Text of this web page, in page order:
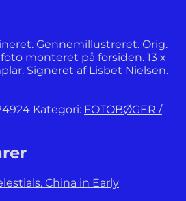
Gennemillustreret. Orig.
monteret på forsiden. 13 x
Signeret af Lisbet Nielsen.
Kategori: FOTOBØGER /